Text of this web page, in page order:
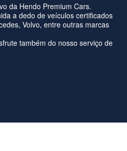
da Hendo Premium Cars.
a dedo de veículos certificados
Volvo, entre outras marcas
também do nosso serviço de